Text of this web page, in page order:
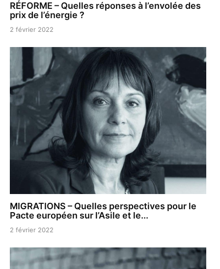
RÉFORME – Quelles réponses à l’envolée des
prix de l’énergie ?
2 février 2022
MIGRATIONS – Quelles perspectives pour le
Pacte européen sur l’Asile et le...
2 février 2022